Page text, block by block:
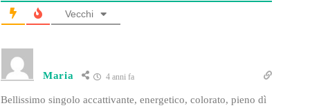
Vecchi
Maria 4 anni fa
Bellissimo singolo accattivante, energetico, colorato, pieno dì